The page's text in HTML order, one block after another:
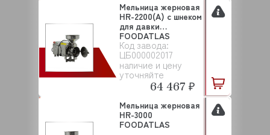
Код завода:
ЦБ000002017
наличие и цену
уточняйте
Мельница жерновая
HR-2200(A) с шнеком
для давки
FOODATLAS
64 467 ₽
Мельница жерновая
HR-3000
FOODATLAS